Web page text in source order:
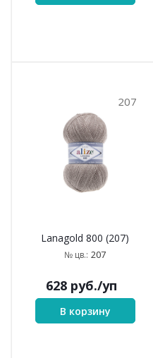
207
Lanagold 800 (207)
№ цв.: 207
628 руб./уп
В корзину